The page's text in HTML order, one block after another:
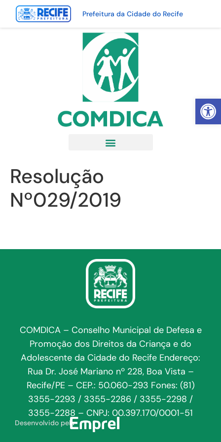
Abrir
Prefeitura da Cidade do Recife
Resolução
Nº029/2019
COMDICA – Conselho Municipal de Defesa e
Promoção dos Direitos da Criança e do
Adolescente da Cidade do Recife Endereço:
Rua Dr. José Mariano nº 228, Boa Vista –
Recife/PE – CEP.: 50.060-293 Fones: (81)
3355-2293 / 3355-2286 / 3355-2298 /
3355-2288 – CNPJ: 00.397.170/0001-51
Desenvolvido pela